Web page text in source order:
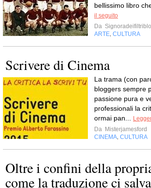
bellissimo libro
il seguito
Da
ARTE CULTURA
Scrivere di Cinema
La trama (con
bloggers sempre
passione pura e
professionali la
ormai pan...
Da Misterjamesford
CINEMA CULTURA
Oltre i confini della
come la traduzione ci